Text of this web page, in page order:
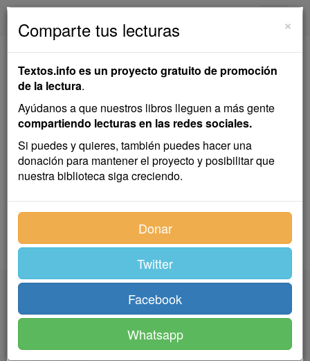
El Bosque Hilarante
Francisco A. Baldarena
cuento
Publicado el5 de mayo de 2022porFrancisco A.
Baldarena.
×
Comparte tus lecturas
Textos.info es un proyecto gratuito de promoción
de la lectura.
Ayúdanos a que nuestros libros lleguen a más gente
compartiendo lecturas en las redes sociales.
Si puedes y quieres, también puedes hacer una
donación para mantener el proyecto y posibilitar que
nuestra biblioteca siga creciendo.
Donar
Twitter
Facebook
Whatsapp